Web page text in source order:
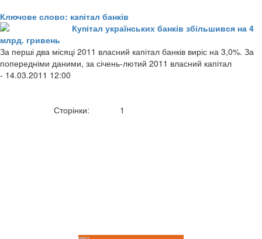
Ключове слово: капітал банків
Купітал українських банків збільшився на 4
млрд. гривень
За перші два місяці 2011 власний капітал банків виріс на 3,0%. За
попередніми даними, за січень-лютий 2011 власний капітал
- 14.03.2011 12:00
Сторінки: 1